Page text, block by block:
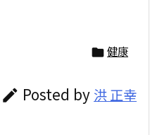
 健康
 Posted by 洪 正幸